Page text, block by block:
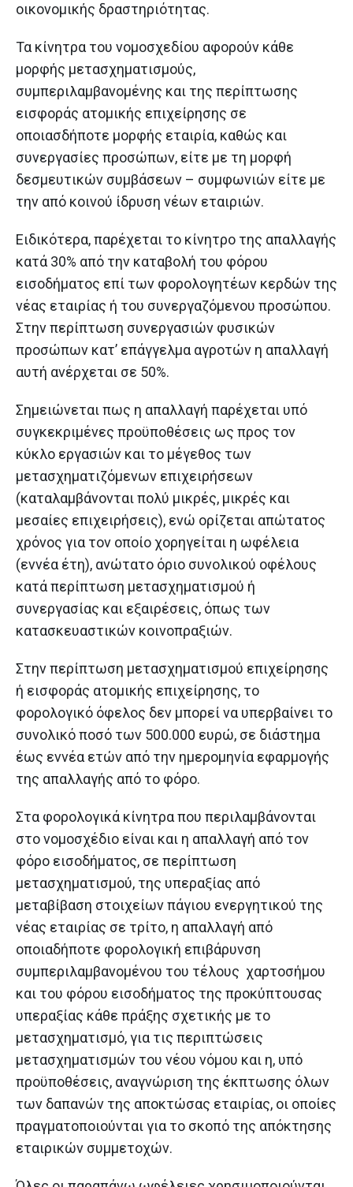
οικονομικής δραστηριότητας.
Τα κίνητρα του νομοσχεδίου αφορούν κάθε
μορφής μετασχηματισμούς,
συμπεριλαμβανομένης και της περίπτωσης
εισφοράς ατομικής επιχείρησης σε
οποιασδήποτε μορφής εταιρία, καθώς και
συνεργασίες προσώπων, είτε με τη μορφή
δεσμευτικών συμβάσεων – συμφωνιών είτε με
την από κοινού ίδρυση νέων εταιριών.
Ειδικότερα, παρέχεται το κίνητρο της απαλλαγής
κατά 30% από την καταβολή του φόρου
εισοδήματος επί των φορολογητέων κερδών της
νέας εταιρίας ή του συνεργαζόμενου προσώπου.
Στην περίπτωση συνεργασιών φυσικών
προσώπων κατ’ επάγγελμα αγροτών η απαλλαγή
αυτή ανέρχεται σε 50%.
Σημειώνεται πως η απαλλαγή παρέχεται υπό
συγκεκριμένες προϋποθέσεις ως προς τον
κύκλο εργασιών και το μέγεθος των
μετασχηματιζόμενων επιχειρήσεων
(καταλαμβάνονται πολύ μικρές, μικρές και
μεσαίες επιχειρήσεις), ενώ ορίζεται απώτατος
χρόνος για τον οποίο χορηγείται η ωφέλεια
(εννέα έτη), ανώτατο όριο συνολικού οφέλους
κατά περίπτωση μετασχηματισμού ή
συνεργασίας και εξαιρέσεις, όπως των
κατασκευαστικών κοινοπραξιών.
Στην περίπτωση μετασχηματισμού επιχείρησης
ή εισφοράς ατομικής επιχείρησης, το
φορολογικό όφελος δεν μπορεί να υπερβαίνει το
συνολικό ποσό των 500.000 ευρώ, σε διάστημα
έως εννέα ετών από την ημερομηνία εφαρμογής
της απαλλαγής από το φόρο.
Στα φορολογικά κίνητρα που περιλαμβάνονται
στο νομοσχέδιο είναι και η απαλλαγή από τον
φόρο εισοδήματος, σε περίπτωση
μετασχηματισμού, της υπεραξίας από
μεταβίβαση στοιχείων πάγιου ενεργητικού της
νέας εταιρίας σε τρίτο, η απαλλαγή από
οποιαδήποτε φορολογική επιβάρυνση
συμπεριλαμβανομένου του τέλους χαρτοσήμου
και του φόρου εισοδήματος της προκύπτουσας
υπεραξίας κάθε πράξης σχετικής με το
μετασχηματισμό, για τις περιπτώσεις
μετασχηματισμών του νέου νόμου και η, υπό
προϋποθέσεις, αναγνώριση της έκπτωσης όλων
των δαπανών της αποκτώσας εταιρίας, οι οποίες
πραγματοποιούνται για το σκοπό της απόκτησης
εταιρικών συμμετοχών.